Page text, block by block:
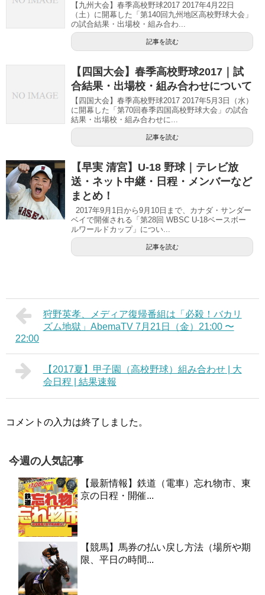
【九州大会】春季高校野球2017 2017年4月22日
（土）に開幕した「第140回九州地区高校野球大会」
の試合結果・出場校・組み合わ...
記事を読む
【四国大会】春季高校野球2017｜試
合結果・出場校・組み合わせについて
【四国大会】春季高校野球2017 2017年5月3日（水）
に開幕した「第70回春季四国高校野球大会」の試合
結果・出場校・組み合わせに...
記事を読む
【早実 清宮】U-18 野球｜テレビ放
送・ネット中継・日程・メンバーなど
まとめ！
2017年9月1日から9月10日まで、カナダ・サンダー
ベイで開催される「第28回 WBSC U-18ベースボー
ルワールドカップ」につい...
記事を読む
狩野英孝、メディア復帰番組は「必殺！バカリ
ズム地獄」AbemaTV 7月21日（金）21:00 〜
22:00
【2017夏】甲子園（高校野球）組み合わせ | 大
会日程 | 結果速報
コメントの入力は終了しました。
今週の人気記事
【最新情報】鉄道（電車）忘れ物市、東
京の日程・開催...
【競馬】馬券の払い戻し方法（場所や期
限、平日の時間...